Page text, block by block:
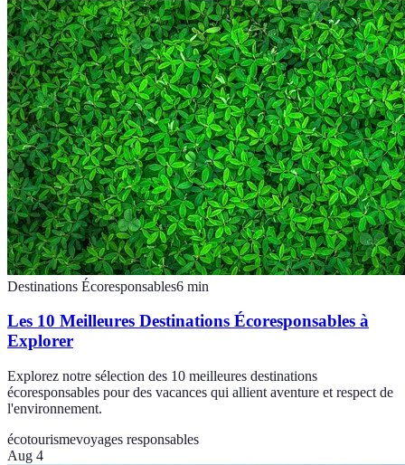
Destinations Écoresponsables6 min
Les 10 Meilleures Destinations Écoresponsables à
Explorer
Explorez notre sélection des 10 meilleures destinations
écoresponsables pour des vacances qui allient aventure et respect de
l'environnement.
écotourismevoyages responsables
Aug 4